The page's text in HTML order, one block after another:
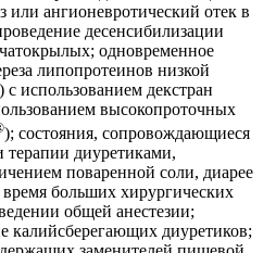
или ангионевротический отек в
десенсибилизации
одновременное
липопротеинов низкой
использованием декстран
высокопроточных
); состояния, сопровождающиеся
диуретиками,
поваренной соли, диарее
больших хирургических
общей анестезии;
калийсберегающих диуретиков;